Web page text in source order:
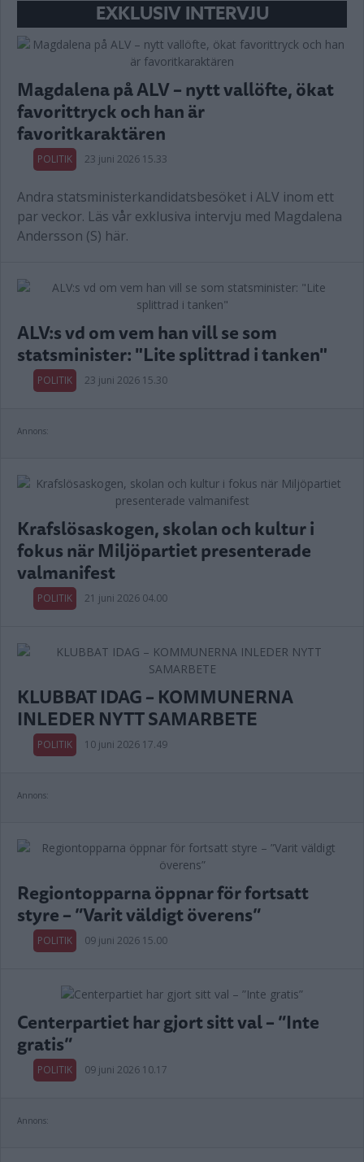
EXKLUSIV INTERVJU
Magdalena på ALV – nytt vallöfte, ökat
favorittryck och han är
favoritkaraktären
POLITIK 23 juni 2026 15.33
Andra statsministerkandidatsbesöket i ALV inom ett
par veckor. Läs vår exklusiva intervju med Magdalena
Andersson (S) här.
ALV:s vd om vem han vill se som
statsminister: "Lite splittrad i tanken"
POLITIK 23 juni 2026 15.30
Annons:
Krafslösaskogen, skolan och kultur i
fokus när Miljöpartiet presenterade
valmanifest
POLITIK 21 juni 2026 04.00
KLUBBAT IDAG – KOMMUNERNA
INLEDER NYTT SAMARBETE
POLITIK 10 juni 2026 17.49
Annons:
Regiontopparna öppnar för fortsatt
styre – ”Varit väldigt överens”
POLITIK 09 juni 2026 15.00
Centerpartiet har gjort sitt val – ”Inte
gratis”
POLITIK 09 juni 2026 10.17
Annons: